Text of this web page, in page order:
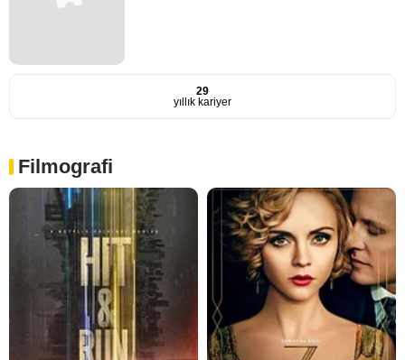
29
yıllık kariyer
Filmografi